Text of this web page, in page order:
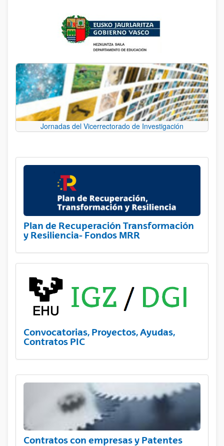
Jornadas del Vicerrectorado de Investigación
Plan de Recuperación Transformación
y Resiliencia- Fondos MRR
Convocatorias, Proyectos, Ayudas,
Contratos PIC
Contratos con empresas y Patentes